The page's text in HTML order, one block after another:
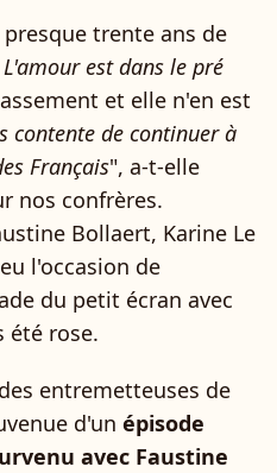
trente ans de
L'amour est dans le pré
et elle n'en est
contente de continuer à
Français", a-t-elle
nos confrères.
Bollaert, Karine Le
l'occasion de
du petit écran avec
été rose.
entremetteuses de
d'un épisode
avec Faustine